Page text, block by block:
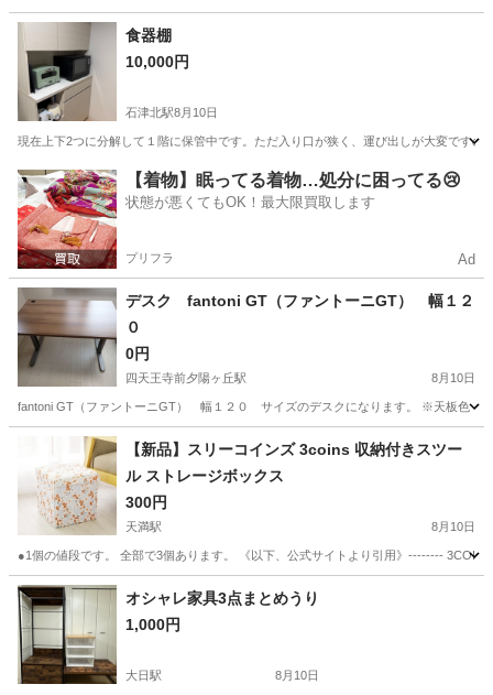
大阪 豊中市 少路駅
食器棚
10,000円
石津北駅8月10日
現在上下2つに分解して１階に保管中です。ただ入り口が狭く、運び出しが大変です
大阪 堺市 石津北駅 収納家具
【着物】眠ってる着物…処分に困ってる😢
状態が悪くてもOK！最大限買取します
プリフラ Ad
デスク fantoni GT（ファントーニGT） 幅１２
０
0円
四天王寺前夕陽ヶ丘駅 8月10日
fantoni GT（ファントーニGT） 幅１２０ サイズのデスクになります。 ※天板色
大阪市 四天王寺前夕陽ヶ丘駅 オフィス用家具
【新品】スリーコインズ 3coins 収納付きスツー
ル ストレージボックス
300円
天満駅 8月10日
●1個の値段です。 全部で3個あります。 《以下、公式サイトより引用》--------
大阪 大阪市 椅子 ボックス
オシャレ家具3点まとめうり
1,000円
大日駅 8月10日